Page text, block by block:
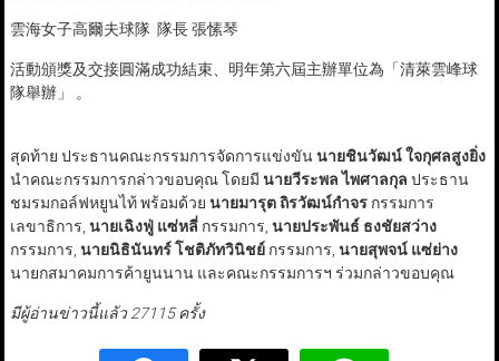
雲海女子高爾夫球隊 隊長 張愫琴
活動頒獎及交接圓滿成功結束、明年第六屆主辦單位為「清萊雲峰球
隊舉辦」 。
สุดท้าย ประธานคณะกรรมการจัดการแข่งขันนายชินวัฒน์ ใจกุศลสูงยิ่ง
นำคณะกรรมการกล่าวขอบคุณ โดยมี นายวีระพล ไพศาลกุล ประธาน
ชมรมกอล์ฟหยูนไท้ พร้อมด้วย นายมารุต ถิรวัฒน์กำจรกรรมการ
เลขาธิการ, นายเฉิงฟู่ แซ่หลี่กรรมการ, นายประพันธ์ ธงชัยสว่าง
กรรมการ, นายนิธินันทร์ โชติภัทวินิชย์กรรมการ, นายสุพจน์ แซ่ย่าง
นายกสมาคมการค้ายูนนาน และคณะกรรมการฯ ร่วมกล่าวขอบคุณ
มีผู้อ่านข่าวนี้แล้ว 27115 ครั้ง